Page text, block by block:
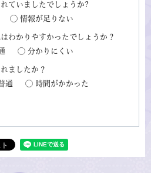
ていましたでしょうか?
情報が足りない
わかりやすかったでしょうか？
分かりにくい
ましたか？
通 時間がかかった